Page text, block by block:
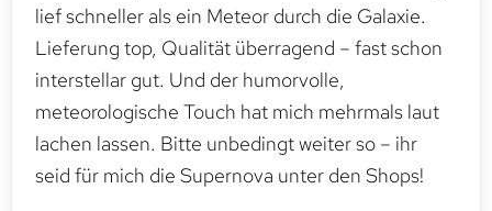
lief schneller als ein Meteor durch die Galaxie.
Lieferung top, Qualität überragend – fast schon
interstellar gut. Und der humorvolle,
meteorologische Touch hat mich mehrmals laut
lachen lassen. Bitte unbedingt weiter so – ihr
seid für mich die Supernova unter den Shops!